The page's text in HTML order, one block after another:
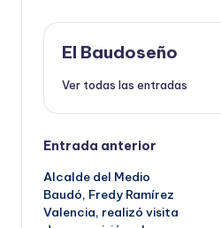
El Baudoseño
Ver todas las entradas
Navegación
de
Entrada anterior
Alcalde del Medio
Baudó, Fredy Ramírez
Valencia, realizó visita